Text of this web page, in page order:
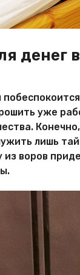
денег
уже
лишь
воров